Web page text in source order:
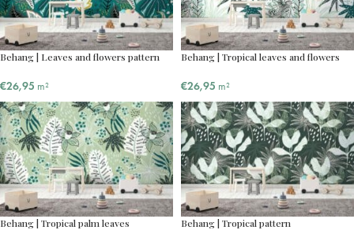
Behang | Leaves and flowers pattern
€26,95 m²
Behang | Tropical leaves and flowers
€26,95 m²
Behang | Tropical palm leaves Behang | Tropical pattern